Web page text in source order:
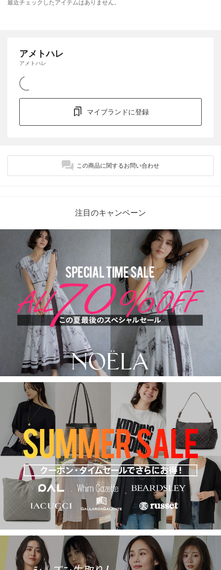
最近チェックしたアイテムはありません。
アメトハレ
アメトハレ
マイブランドに登録
この商品に関するお問い合わせ
注目のキャンペーン